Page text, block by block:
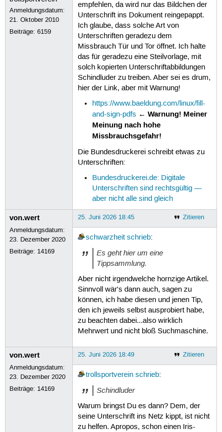
Anmeldungsdatum:
21. Oktober 2010
Beiträge:6159
empfehlen, da wird nur das Bildchen der
Unterschrift ins Dokument reingepappt.
Ich glaube, dass solche Art von
Unterschriften geradezu dem
Missbrauch Tür und Tor öffnet. Ich halte
das für geradezu eine Steilvorlage, mit
solch kopierten Unterschriftabbildungen
Schindluder zu treiben. Aber sei es drum,
hier der Link, aber mit Warnung!
https://www.baeldung.com/linux/fill-
and-sign-pdfs ←Warnung! Meiner
Meinung nach hohe
Missbrauchsgefahr!
Die Bundesdruckerei schreibt etwas zu
Unterschriften:
Bundesdruckerei.de: Digitale
Unterschriften sind rechtsgültig —
aber nicht alle sind gleich
von.wert
Anmeldungsdatum:
23. Dezember 2020
Beiträge: 14169
Zitieren
25. Juni 2026 18:45
schwarzheit schrieb:
Es geht hier um eine
Tippsammlung.
Aber nicht irgendwelche hornzige Artikel.
Sinnvoll wär's dann auch, sagen zu
können, ich habe diesen und jenen Tip,
den ich jeweils selbst ausprobiert habe,
zu beachten dabei...also wirklich
Mehrwert und nicht bloß Suchmaschine.
von.wert
Anmeldungsdatum:
23. Dezember 2020
Beiträge: 14169
Zitieren
25. Juni 2026 18:49
trollsportverein schrieb:
Schindluder
Warum bringst Du es dann? Dem, der
seine Unterschrift ins Netz kippt, ist nicht
zu helfen. Apropos, schon einen Iris-